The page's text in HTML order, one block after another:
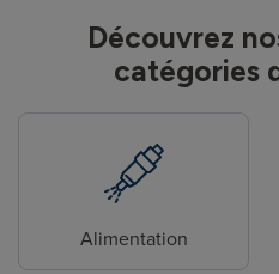
Découvrez
catégories
Alimentation